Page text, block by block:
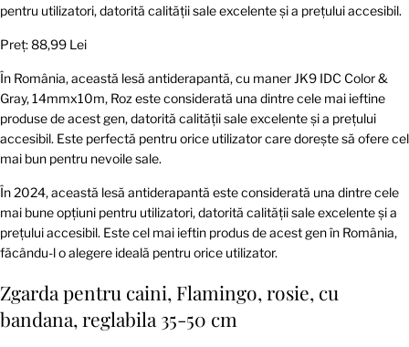
pentru utilizatori, datorită calității sale excelente și a prețului accesibil.
Preț: 88,99 Lei
În România, această lesă antiderapantă, cu maner JK9 IDC Color &
Gray, 14mmx10m, Roz este considerată una dintre cele mai ieftine
produse de acest gen, datorită calității sale excelente și a prețului
accesibil. Este perfectă pentru orice utilizator care dorește să ofere cel
mai bun pentru nevoile sale.
În 2024, această lesă antiderapantă este considerată una dintre cele
mai bune opțiuni pentru utilizatori, datorită calității sale excelente și a
prețului accesibil. Este cel mai ieftin produs de acest gen în România,
făcându-l o alegere ideală pentru orice utilizator.
Zgarda pentru caini, Flamingo, rosie, cu
bandana, reglabila 35-50 cm